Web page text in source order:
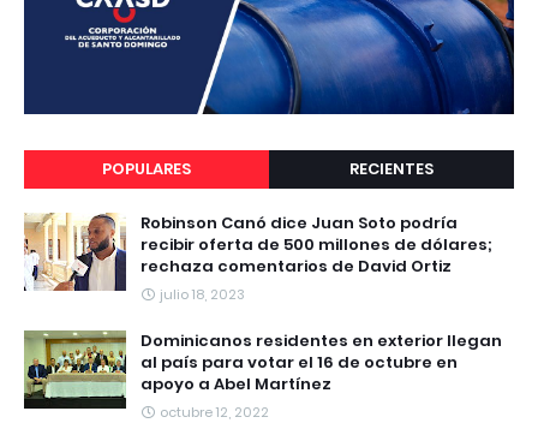
POPULARES RECIENTES
Robinson Canó dice Juan Soto podría
recibir oferta de 500 millones de dólares;
rechaza comentarios de David Ortiz
julio 18, 2023
Dominicanos residentes en exterior llegan
al país para votar el 16 de octubre en
apoyo a Abel Martínez
octubre 12, 2022